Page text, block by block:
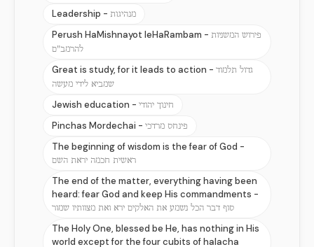
Leadership - מנהיגות
Perush HaMishnayot leHaRambam - פירוש המשניות
להרמב"ם
Great is study, for it leads to action - גדול תלמוד
שמביא לידי מעשה
Jewish education - חינוך יהודי
Pinchas Mordechai - פינחס מרדכי
The beginning of wisdom is the fear of God -
ראשית חכמה יראת השם
The end of the matter, everything having been
heard: fear God and keep His commandments -
סוף דבר הכל נשמע את האלקים ירא ואת מצוותיו שמור
The Holy One, blessed be He, has nothing in His
world except for the four cubits of halacha